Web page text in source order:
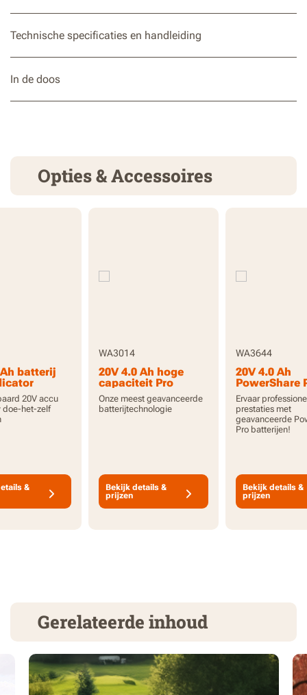
Technische specificaties en handleiding
In de doos
Opties & Accessoires
batterij
20V accu
doe-het-zelf
&
WA3014
20V 4.0 Ah hoge
capaciteit Pro
batterij met
indicator
Onze meest geavanceerde
batterijtechnologie
Bekijk details &
prijzen
WA3644
20V 4.0 Ah
PowerShare
accu met
capaciteit en
indicator
Ervaar
prestaties met
geavanceerde
Pro batterijen!
Bekijk details &
prijzen
Gerelateerde inhoud